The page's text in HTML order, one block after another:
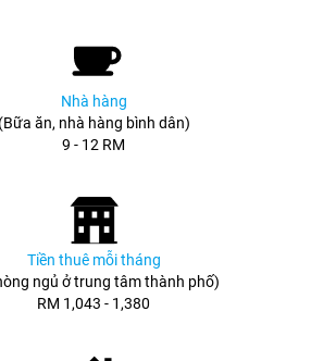
Nhà hàng
(Bữa ăn, nhà hàng bình dân)
9 - 12 RM
Tiền thuê mỗi tháng
ngủ ở trung tâm thành phố)
RM 1,043 - 1,380